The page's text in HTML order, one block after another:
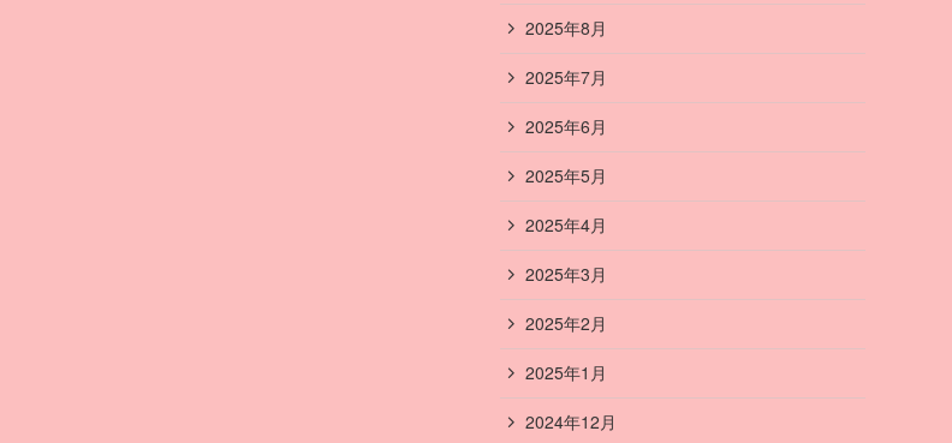
2025年8月
2025年7月
2025年6月
2025年5月
2025年4月
2025年3月
2025年2月
2025年1月
2024年12月